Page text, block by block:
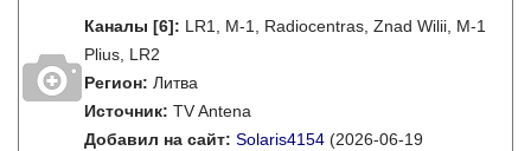
Каналы [6]: LR1, M-1, Radiocentras, Znad Wilii, M-1
Plius, LR2
Регион: Литва
Источник: TV Antena
Добавил на сайт: Solaris4154 (2026-06-19